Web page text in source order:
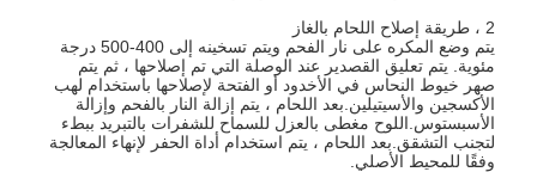
2 ، طريقة إصلاح اللحام بالغاز
يتم وضع المكره على نار الفحم ويتم تسخينه إلى 400-500 درجة
مئوية. يتم تعليق القصدير عند الوصلة التي تم إصلاحها ، ثم يتم
صهر خيوط النحاس في الأخدود أو الفتحة لإصلاحها باستخدام لهب
الأكسجين والأسيتيلين.بعد اللحام ، يتم إزالة النار بالفحم وإزالة
الأسبستوس.اللوح مغطى بالعزل للسماح للشفرات بالتبريد ببطء
لتجنب التشقق.بعد اللحام ، يتم استخدام أداة الحفر لإنهاء المعالجة
وفقًا للمحيط الأصلي.